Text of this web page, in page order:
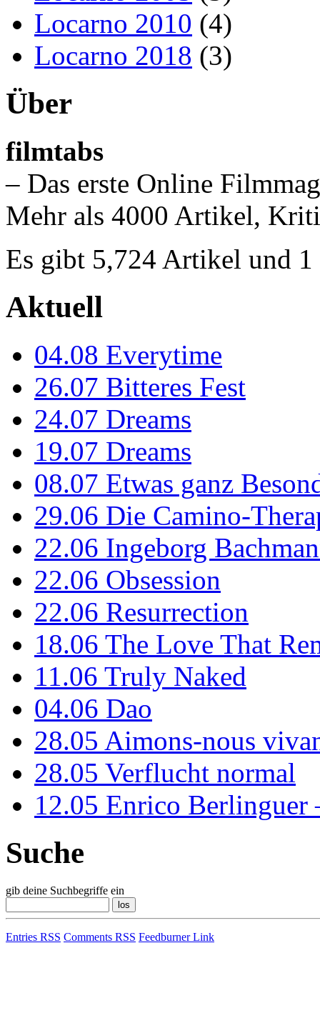
Locarno 2010 (4)
Locarno 2018 (3)
Über
filmtabs
– Das erste Online
Mehr als 4000 Artikel,
Es gibt 5,724 Artikel und 1
Aktuell
04.08 Everytime
26.07 Bitteres Fest
24.07 Dreams
19.07 Dreams
08.07 Etwas ganz
29.06 Die Camino-
22.06 Ingeborg
22.06 Obsession
22.06 Resurrection
18.06 The Love That
11.06 Truly Naked
04.06 Dao
28.05 Aimons-nous
28.05 Verflucht normal
12.05 Enrico Berlinguer
Suche
gib deine Suchbegriffe ein
Entries RSS Comments RSS Feedburner Link